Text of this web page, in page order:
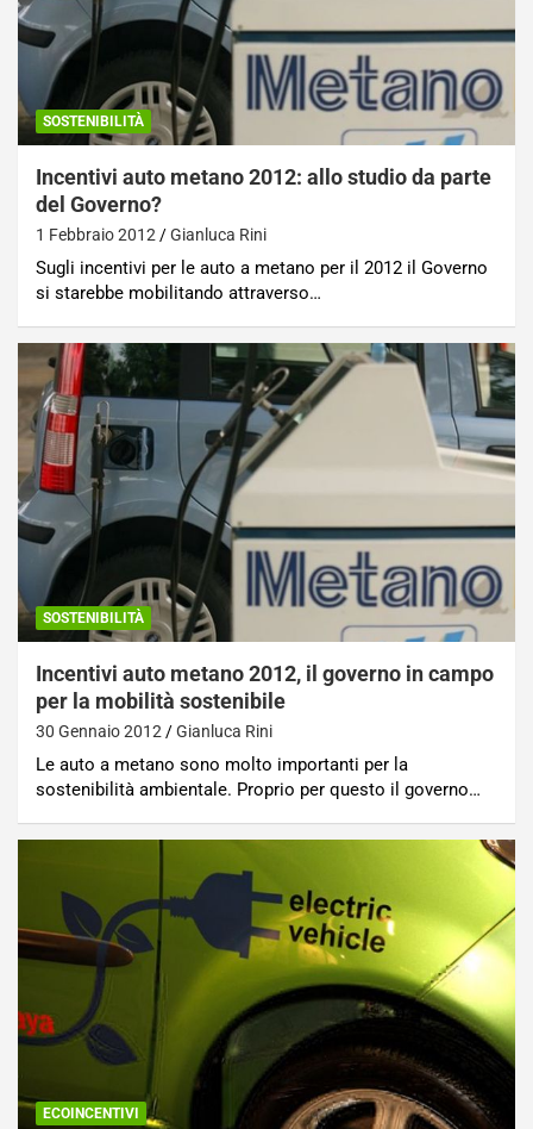
SOSTENIBILITÀ
Incentivi auto metano 2012: allo studio da parte
del Governo?
1 Febbraio 2012 Gianluca Rini
Sugli incentivi per le auto a metano per il 2012 il Governo
si starebbe mobilitando attraverso…
SOSTENIBILITÀ
Incentivi auto metano 2012, il governo in campo
per la mobilità sostenibile
30 Gennaio 2012 Gianluca Rini
Le auto a metano sono molto importanti per la
sostenibilità ambientale. Proprio per questo il governo…
ECOINCENTIVI